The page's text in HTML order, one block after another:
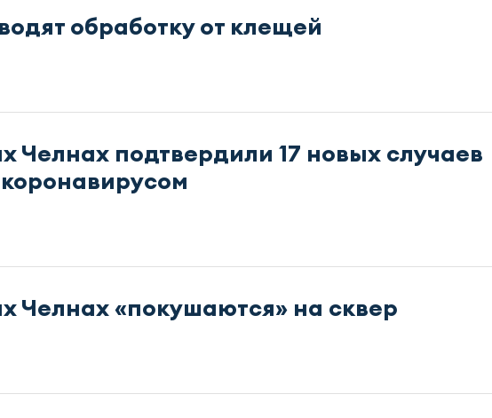
обработку от клещей
Челнах подтвердили 17 новых случаев
Челнах «покушаются» на сквер